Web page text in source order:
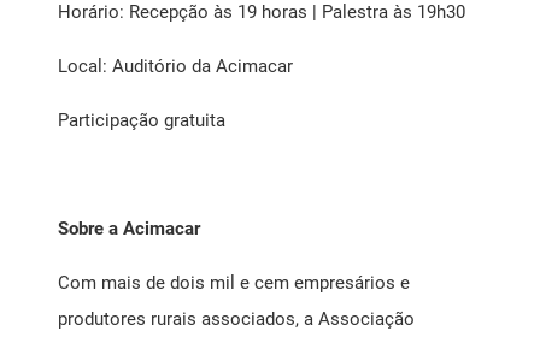
Horário: Recepção às 19 horas | Palestra às 19h30
Local: Auditório da Acimacar
Participação gratuita
Sobre a Acimacar
Com mais de dois mil e cem empresários e
produtores rurais associados, a Associação